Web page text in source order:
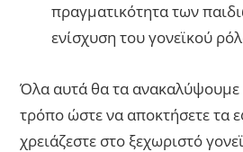
πραγματικότητα των
ενίσχυση του γονεϊκού
Όλα αυτά θα τα ανακαλύψουμε
τρόπο ώστε να αποκτήσετε τα
χρειάζεστε στο ξεχωριστό